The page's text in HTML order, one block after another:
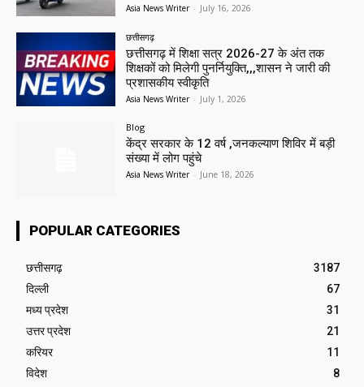
Asia News Writer - July 16, 2026
छत्तीसगढ़
छत्तीसगढ़ में शिक्षा सत्र 2026-27 के अंत तक
शिक्षकों को मिलेगी पुनर्नियुक्ति,,,शासन ने जारी की
प्रशासकीय स्वीकृति
Asia News Writer - July 1, 2026
Blog
केंद्र सरकार के 12 वर्ष ,जनकल्याण शिविर में बड़ी
संख्या में लोग पहुंचे
Asia News Writer - June 18, 2026
POPULAR CATEGORIES
छत्तीसगढ़
3187
दिल्ली
67
मध्य प्रदेश
31
उत्तर प्रदेश
21
करियर
11
विदेश
8